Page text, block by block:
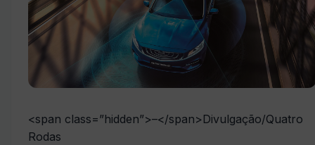
<span class=”hidden”>–</span>Divulgação/Quatro
Rodas